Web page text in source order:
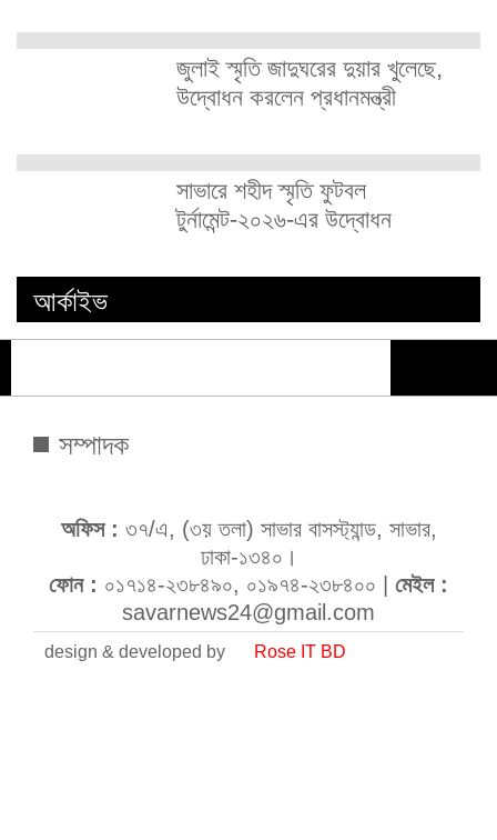
জুলাই স্মৃতি জাদুঘরের দুয়ার খুলেছে,
উদ্বোধন করলেন প্রধানমন্ত্রী
সাভারে শহীদ স্মৃতি ফুটবল
টুর্নামেন্ট-২০২৬-এর উদ্বোধন
আর্কাইভ
সম্পাদক
অফিস : ৩৭/এ, (৩য় তলা) সাভার বাসস্ট্যান্ড, সাভার,
ঢাকা-১৩৪০।
ফোন : ০১৭১৪-২৩৮৪৯০, ০১৯৭৪-২৩৮৪০০ | মেইল :
savarnews24@gmail.com
design & developed by Rose IT BD